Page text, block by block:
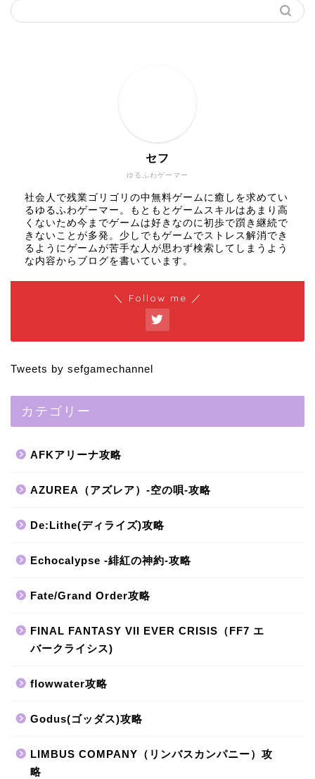
ゆるふわゲーマー
セフ
社会人で残業ゴリゴリの中無料ゲームに癒しを求めてい
るゆるふわゲーマー。もともとゲームスキルはあまり高
くないため今までゲームは好きなのに初歩で躓き継続で
きないことが多発。少しでもゲームでストレス解消でき
るようにゲームが苦手な人が思わず検索してしまうよう
な内容からブログを書いています。
＼ Follow me ／
Tweets by sefgamechannel
カテゴリー
AFKアリーナ攻略
AZUREA（アズレア）-空の唄-攻略
De:Lithe(ディライズ)攻略
Echocalypse -緋紅の神約-攻略
Fate/Grand Order攻略
FINAL FANTASY VII EVER CRISIS（FF7 エ
バークライシス)
flowwater攻略
Godus(ゴッダス)攻略
LIMBUS COMPANY（リンバスカンパニー）攻
略